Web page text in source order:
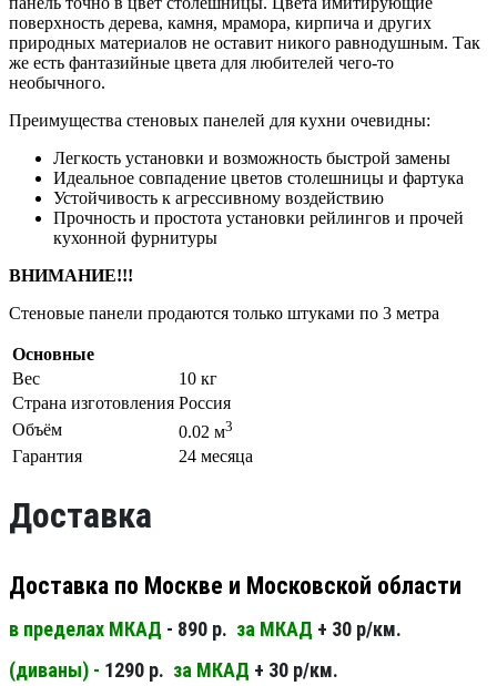
поверхность дерева, камня, мрамора, кирпича и других
природных материалов не оставит никого равнодушным. Так
же есть фантазийные цвета для любителей чего-то
необычного.
Преимущества стеновых панелей для кухни очевидны:
Легкость установки и возможность быстрой замены
Идеальное совпадение цветов столешницы и фартука
Устойчивость к агрессивному воздействию
Прочность и простота установки рейлингов и прочей
кухонной фурнитуры
ВНИМАНИЕ!!!
Стеновые панели продаются только штуками по 3 метра
Основные
Вес
10 кг
Страна изготовления Россия
Объём
0.02 м3
Гарантия 24 месяца
Доставка
Доставка по Москве и Московской области
в пределах МКАД - 890 р. за МКАД + 30 р/км.
(диваны) - 1290 р. за МКАД + 30 р/км.